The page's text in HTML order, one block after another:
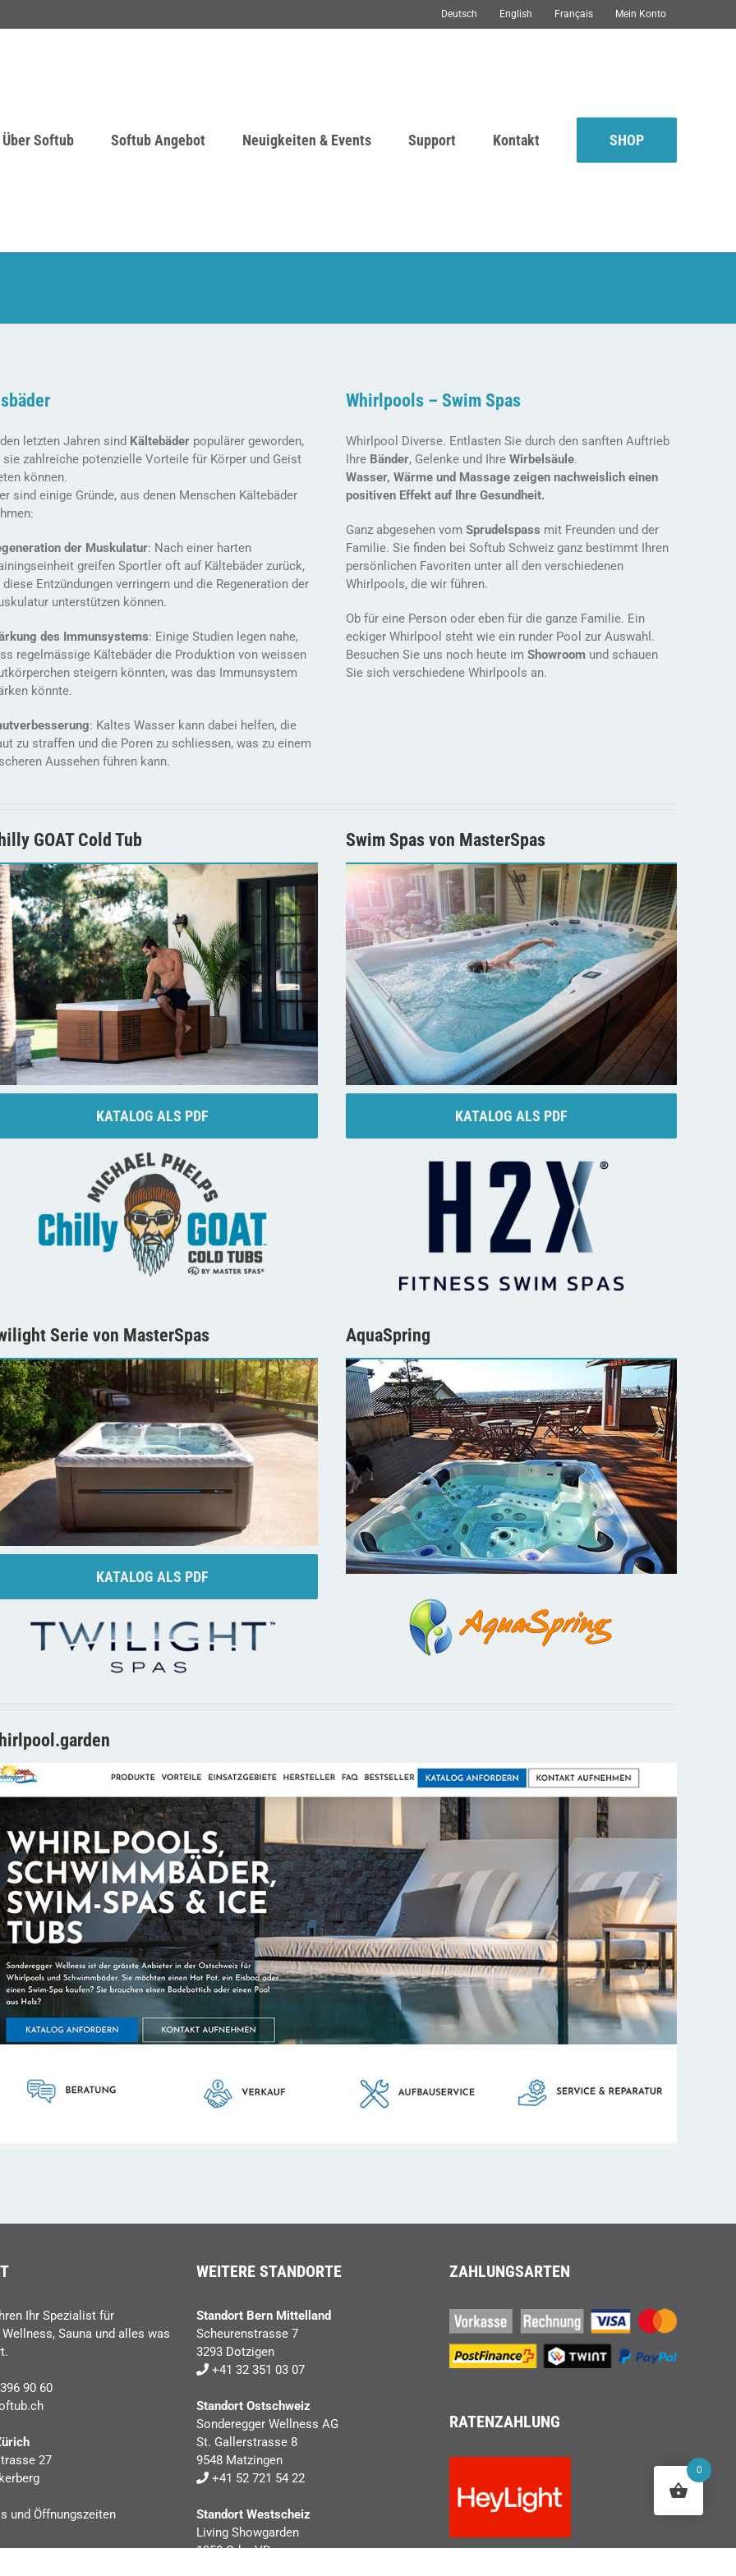
Deutsch English Français Mein Konto
Über Softub Softub Angebot Neuigkeiten & Events Support Kontakt SHOP
letzten Jahren sind Kältebäderpopulärer geworden,
sie zahlreiche potenzielle Vorteile für Körper und Geist
können.
sind einige Gründe, aus denen Menschen Kältebäder
der Muskulatur: Nach einer harten
greifen Sportler oft auf Kältebäder zurück,
diese Entzündungen verringern und die Regeneration der
unterstützen können.
des Immunsystems: Einige Studien legen nahe,
regelmässige Kältebäder die Produktion von weissen
steigern könnten, was das Immunsystem
könnte.
: Kaltes Wasser kann dabei helfen, die
zu straffen und die Poren zu schliessen, was zu einem
Aussehen führen kann.
Whirlpools – Swim Spas
Whirlpool Diverse. Entlasten Sie durch den sanften Auftrieb
Ihre Bänder, Gelenke und Ihre Wirbelsäule.
Wasser, Wärme und Massage zeigen nachweislich einen
positiven Effekt auf Ihre Gesundheit.
Ganz abgesehen vom Sprudelspass mit Freunden und der
Familie. Sie finden bei Softub Schweiz ganz bestimmt Ihren
persönlichen Favoriten unter all den verschiedenen
Whirlpools, die wir führen.
Ob für eine Person oder eben für die ganze Familie. Ein
eckiger Whirlpool steht wie ein runder Pool zur Auswahl.
Besuchen Sie uns noch heute im Showroom und schauen
Sie sich verschiedene Whirlpools an.
GOAT Cold Tub
KATALOG ALS PDF
Swim Spas von MasterSpas
KATALOG ALS PDF
Serie von MasterSpas
KATALOG ALS PDF
AquaSpring
Ihr Spezialist für
Sauna und alles was
90 60
27
und Öffnungszeiten
WEITERE STANDORTE
Standort Bern Mittelland
Scheurenstrasse 7
3293 Dotzigen
+41 32 351 03 07
Standort Ostschweiz
Sonderegger Wellness AG
St. Gallerstrasse 8
9548 Matzingen
+41 52 721 54 22
Standort Westscheiz
Living Showgarden
1350 Orbe VD
ZAHLUNGSARTEN
RATENZAHLUNG
0